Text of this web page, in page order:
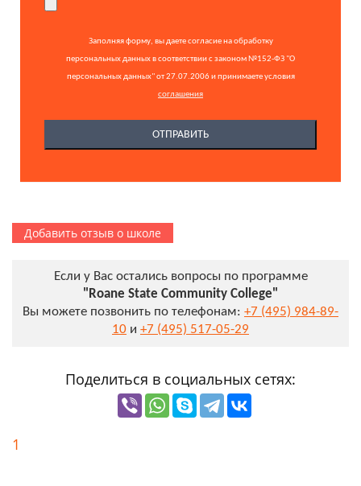
Заполняя форму, вы даете согласие на обработку
персональных данных в соответствии с законом №152-ФЗ "О
персональных данных" от 27.07.2006 и принимаете условия
соглашения
Добавить отзыв о школе
Если у Вас остались вопросы по программе
"Roane State Community College"
Вы можете позвонить по телефонам: +7 (495) 984-89-
10 и +7 (495) 517-05-29
Поделиться в социальных сетях:
1